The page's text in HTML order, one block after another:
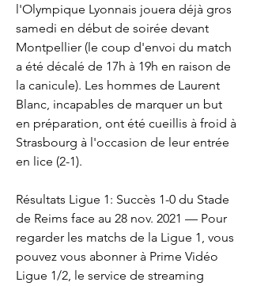
l'Olympique Lyonnais jouera déjà gros
samedi en début de soirée devant
Montpellier (le coup d'envoi du match
a été décalé de 17h à 19h en raison de
la canicule). Les hommes de Laurent
Blanc, incapables de marquer un but
en préparation, ont été cueillis à froid à
Strasbourg à l'occasion de leur entrée
en lice (2-1).
Résultats Ligue 1: Succès 1-0 du Stade
de Reims face au 28 nov. 2021 — Pour
regarder les matchs de la Ligue 1, vous
pouvez vous abonner à Prime Vidéo
Ligue 1/2, le service de streaming